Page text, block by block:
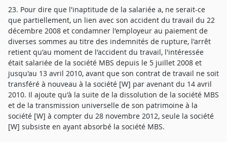
23. Pour dire que l'inaptitude de la salariée a, ne serait-ce
que partiellement, un lien avec son accident du travail du 22
décembre 2008 et condamner l'employeur au paiement de
diverses sommes au titre des indemnités de rupture, l'arrêt
retient qu'au moment de l'accident du travail, l'intéressée
était salariée de la société MBS depuis le 5 juillet 2008 et
jusqu'au 13 avril 2010, avant que son contrat de travail ne soit
transféré à nouveau à la société [W] par avenant du 14 avril
2010. Il ajoute qu'à la suite de la dissolution de la société MBS
et de la transmission universelle de son patrimoine à la
société [W] à compter du 28 novembre 2012, seule la société
[W] subsiste en ayant absorbé la société MBS.